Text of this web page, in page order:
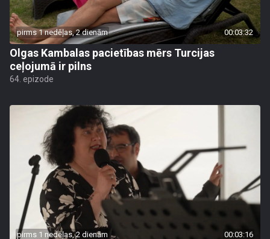
pirms 1 nedēļas, 2 dienām 00:03:32
Olgas Kambalas pacietības mērs Turcijas
ceļojumā ir pilns
64. epizode
pirms 1 nedēļas, 2 dienām 00:03:16